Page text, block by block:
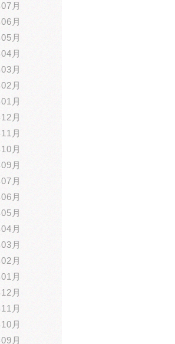
月
月
月
月
月
月
月
月
月
月
月
月
月
月
月
月
月
月
月
月
月
月